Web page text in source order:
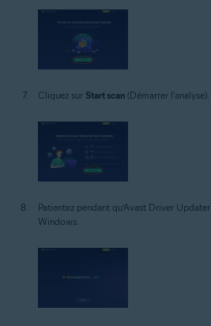
Cliquez sur Start scan (Démarrer l'analyse).
Patientez pendant qu’Avast Driver
Windows.